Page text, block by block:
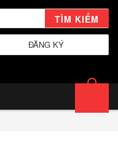
TÌM KIẾM
ĐĂNG KÝ